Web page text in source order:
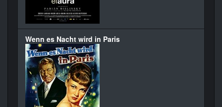
Wenn es Nacht wird in Paris